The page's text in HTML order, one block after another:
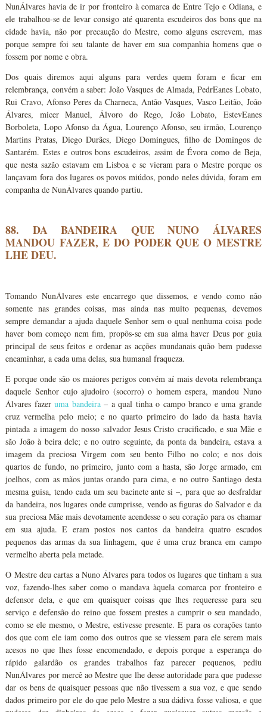
NunÁlvares havia de ir por fronteiro à comarca de Entre Tejo e Odiana, e
ele trabalhou-se de levar consigo até quarenta escudeiros dos bons que na
cidade havia, não por precaução do Mestre, como alguns escrevem, mas
porque sempre foi seu talante de haver em sua companhia homens que o
fossem por nome e obra.
Dos quais diremos aqui alguns para verdes quem foram e ficar em
relembrança, convém a saber: João Vasques de Almada, PedrEanes Lobato,
Rui Cravo, Afonso Peres da Charneca, Antão Vasques, Vasco Leitão, João
Álvares, micer Manuel, Álvoro do Rego, João Lobato, EstevEanes
Borboleta, Lopo Afonso da Água, Lourenço Afonso, seu irmão, Lourenço
Martins Pratas, Diego Durães, Diego Domingues, filho de Domingos de
Santarém. Estes e outros bons escudeiros, assim de Évora como de Beja,
que nesta sazão estavam em Lisboa e se vieram para o Mestre porque os
lançavam fora dos lugares os povos miúdos, pondo neles dúvida, foram em
companha de NunÁlvares quando partiu.
88. DA BANDEIRA QUE NUNO ÁLVARES
MANDOU FAZER, E DO PODER QUE O MESTRE
LHE DEU.
Tomando NunÁlvares este encarrego que dissemos, e vendo como não
somente nas grandes coisas, mas ainda nas muito pequenas, devemos
sempre demandar a ajuda daquele Senhor sem o qual nenhuma coisa pode
haver bom começo nem fim, propôs-se em sua alma haver Deus por guia
principal de seus feitos e ordenar as acções mundanais quão bem pudesse
encaminhar, a cada uma delas, sua humanal fraqueza.
E porque onde são os maiores perigos convém aí mais devota relembrança
daquele Senhor cujo ajudoiro (socorro) o homem espera, mandou Nuno
Álvares fazeruma bandeira– a qual tinha o campo branco e uma grande
cruz vermelha pelo meio; e no quarto primeiro do lado da hasta havia
pintada a imagem do nosso salvador Jesus Cristo crucificado, e sua Mãe e
são João à beira dele; e no outro seguinte, da ponta da bandeira, estava a
imagem da preciosa Virgem com seu bento Filho no colo; e nos dois
quartos de fundo, no primeiro, junto com a hasta, são Jorge armado, em
joelhos, com as mãos juntas orando para cima, e no outro Santiago desta
mesma guisa, tendo cada um seu bacinete ante si –, para que ao desfraldar
da bandeira, nos lugares onde cumprisse, vendo as figuras do Salvador e da
sua preciosa Mãe mais devotamente acendesse o seu coração para os chamar
em sua ajuda. E eram postos nos cantos da bandeira quatro escudos
pequenos das armas da sua linhagem, que é uma cruz branca em campo
vermelho aberta pela metade.
O Mestre deu cartas a Nuno Álvares para todos os lugares que tinham a sua
voz, fazendo-lhes saber como o mandava àquela comarca por fronteiro e
defensor dela, e que em quaisquer coisas que lhes requeresse para seu
serviço e defensão do reino que fossem prestes a cumprir o seu mandado,
como se ele mesmo, o Mestre, estivesse presente. E para os corações tanto
dos que com ele iam como dos outros que se viessem para ele serem mais
acesos no que lhes fosse encomendado, e depois porque a esperança do
rápido galardão os grandes trabalhos faz parecer pequenos, pediu
NunÁlvares por mercê ao Mestre que lhe desse autoridade para que pudesse
dar os bens de quaisquer pessoas que não tivessem a sua voz, e que sendo
dados primeiro por ele do que pelo Mestre a sua dádiva fosse valiosa, e que